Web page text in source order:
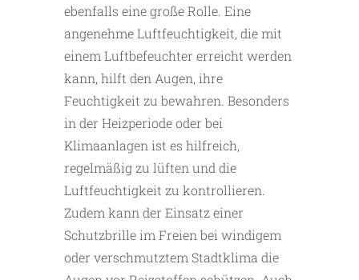
ebenfalls eine große Rolle. Eine
angenehme Luftfeuchtigkeit, die mit
einem Luftbefeuchter erreicht werden
kann, hilft den Augen, ihre
Feuchtigkeit zu bewahren. Besonders
in der Heizperiode oder bei
Klimaanlagen ist es hilfreich,
regelmäßig zu lüften und die
Luftfeuchtigkeit zu kontrollieren.
Zudem kann der Einsatz einer
Schutzbrille im Freien bei windigem
oder verschmutztem Stadtklima die